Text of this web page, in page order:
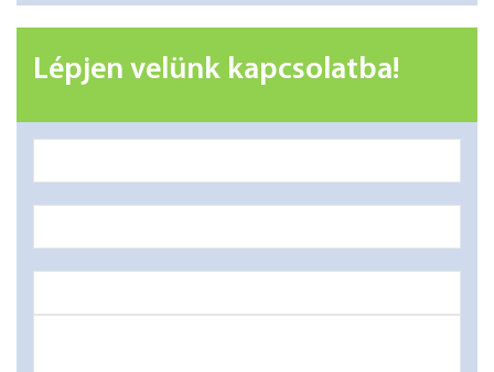
Lépjen velünk kapcsolatba!